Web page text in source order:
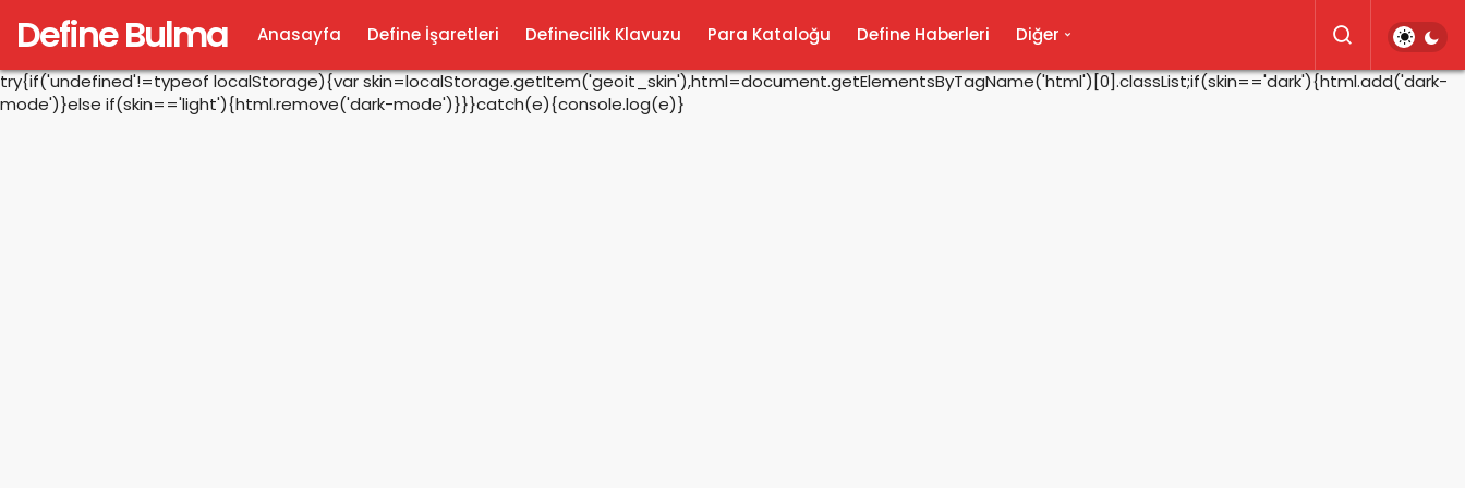
try{if('undefined'!=typeof localStorage){var skin=localStorage.getItem('geoit_skin'),html=document.getElementsByTagName('html')[0].classList;if(skin=='dark'){html.add('dark-
mode')}else if(skin=='light'){html.remove('dark-mode')}}}catch(e){console.log(e)}
Define Bulma Anasayfa Define İşaretleri Definecilik Klavuzu Para Kataloğu Define Haberleri Diğer